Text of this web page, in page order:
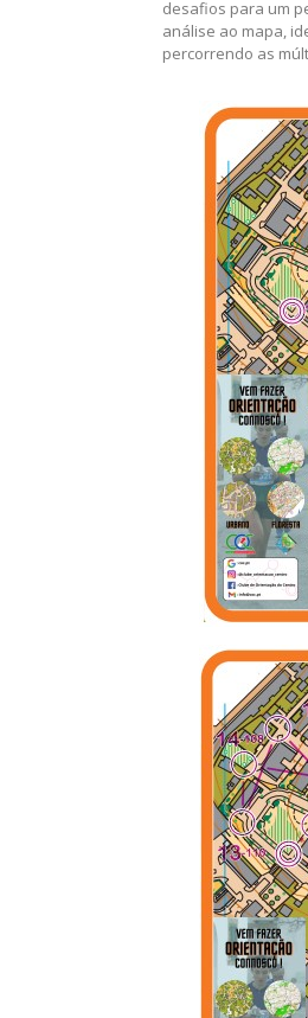
Depois todos os
percorreram o
desafios para um
análise ao mapa,
percorrendo as